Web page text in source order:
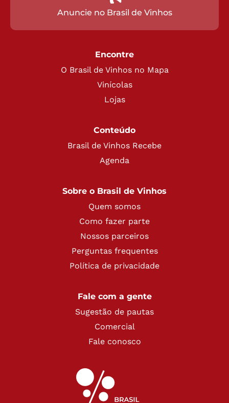
Anuncie no Brasil de Vinhos
Encontre
O Brasil de Vinhos no Mapa
Vinícolas
Lojas
Conteúdo
Brasil de Vinhos Recebe
Agenda
Sobre o Brasil de Vinhos
Quem somos
Como fazer parte
Nossos parceiros
Perguntas frequentes
Política de privacidade
Fale com a gente
Sugestão de pautas
Comercial
Fale conosco